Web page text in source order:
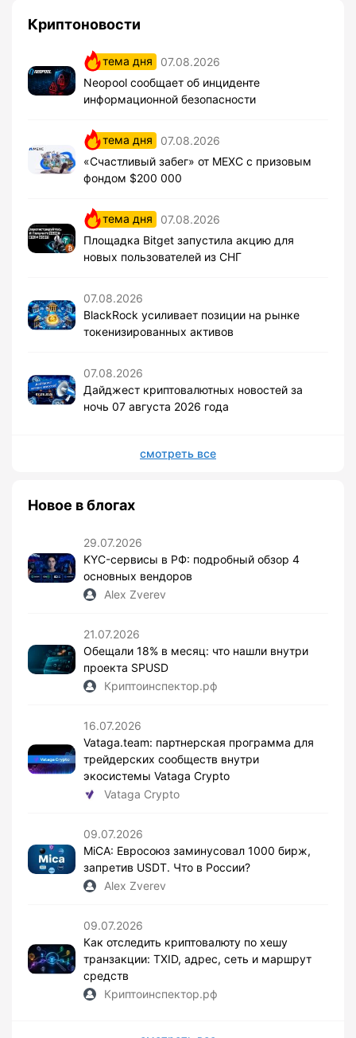
Криптоновости
тема дня
07.08.2026
Neopool сообщает об инциденте
информационной безопасности
тема дня
07.08.2026
«Счастливый забег» от MEXC с призовым
фондом $200 000
тема дня
07.08.2026
Площадка Bitget запустила акцию для
новых пользователей из СНГ
07.08.2026
BlackRock усиливает позиции на рынке
токенизированных активов
07.08.2026
Дайджест криптовалютных новостей за
ночь 07 августа 2026 года
смотреть все
Новое в блогах
29.07.2026
KYC-сервисы в РФ: подробный обзор 4
основных вендоров
Alex Zverev
21.07.2026
Обещали 18% в месяц: что нашли внутри
проекта SPUSD
Криптоинспектор.рф
16.07.2026
Vataga.team: партнерская программа для
трейдерских сообществ внутри
экосистемы Vataga Crypto
Vataga Crypto
09.07.2026
MiCA: Евросоюз заминусовал 1000 бирж,
запретив USDT. Что в России?
Alex Zverev
09.07.2026
Как отследить криптовалюту по хешу
транзакции: TXID, адрес, сеть и маршрут
средств
Криптоинспектор.рф